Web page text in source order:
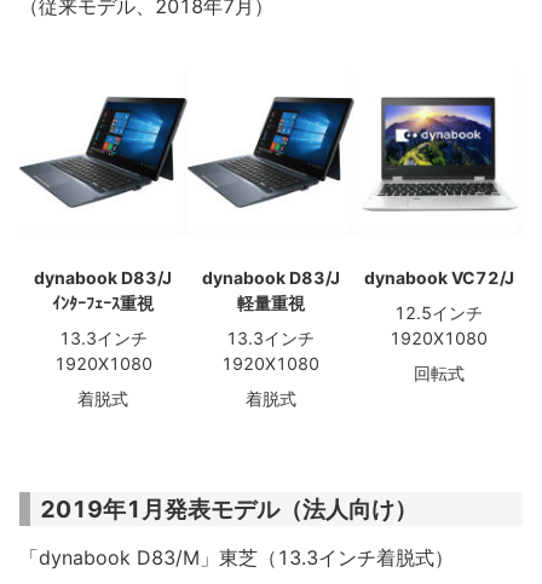
（従来モデル、2018年7月）
dynabook D83/J
ｲﾝﾀｰﾌｪｰｽ重視
13.3インチ
1920X1080
着脱式
dynabook D83/J
軽量重視
13.3インチ
1920X1080
着脱式
dynabook VC72/J
12.5インチ
1920X1080
回転式
2019年1月発表モデル（法人向け）
「dynabook D83/M」東芝（13.3インチ着脱式）